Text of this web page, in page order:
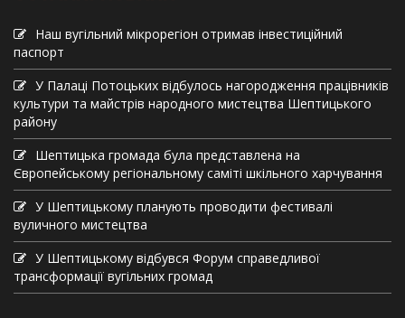
Наш вугільний мікрорегіон отримав інвеcтиційний
паспорт
У Палаці Потоцьких відбулось нагородження працівників
культури та майстрів народного мистецтва Шептицького
району
Шептицька громада була представлена на
Європейському регіональному саміті шкільного харчування
У Шептицькому планують проводити фестивалі
вуличного мистецтва
У Шептицькому відбувся Форум справедливої
трансформації вугільних громад